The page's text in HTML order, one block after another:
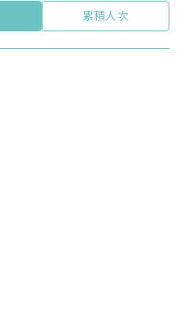
累積人次